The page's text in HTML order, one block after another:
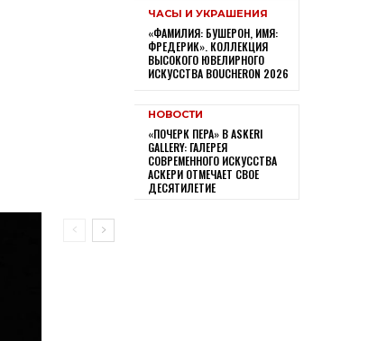
ЧАСЫ И УКРАШЕНИЯ
«ФАМИЛИЯ: БУШЕРОН, ИМЯ:
ФРЕДЕРИК». КОЛЛЕКЦИЯ
ВЫСОКОГО ЮВЕЛИРНОГО
ИСКУССТВА BOUCHERON 2026
НОВОСТИ
«ПОЧЕРК ПЕРА» В ASKERI
GALLERY: ГАЛЕРЕЯ
СОВРЕМЕННОГО ИСКУССТВА
АСКЕРИ ОТМЕЧАЕТ СВОЕ
ДЕСЯТИЛЕТИЕ